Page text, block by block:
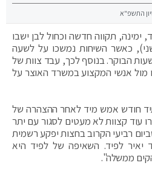
התשפ"א
ימינה, תקווה חדשה וכחול לבן ישבו
כאשר השיחות נמשכו על לשעה
הבוקר. בנוסף לכך, עבד צוות של
מול אנשי המקצוע במשרד האוצר על
חודש אמש מיד לאחר ההצהרה של
עוד קצוות לא מעטים לסגור עם יתר
רביעי הקרוב בחצות יפקע רשמית
יאיר לפיד. השאיפה של לפיד היא
ממשלה".